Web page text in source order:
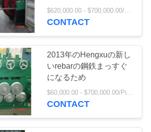
製造所
10
$620,000.00 - $700,000.00/Pieces
CONTACT
2013年のHengxuの新し
いrebarの鋼鉄まっすぐ
になるため
$60,000.00 - $700,000.00/Pieces
CONTACT